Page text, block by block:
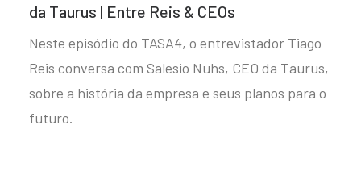
da Taurus | Entre Reis & CEOs
Neste episódio do TASA4, o entrevistador Tiago
Reis conversa com Salesio Nuhs, CEO da Taurus,
sobre a história da empresa e seus planos para o
futuro.